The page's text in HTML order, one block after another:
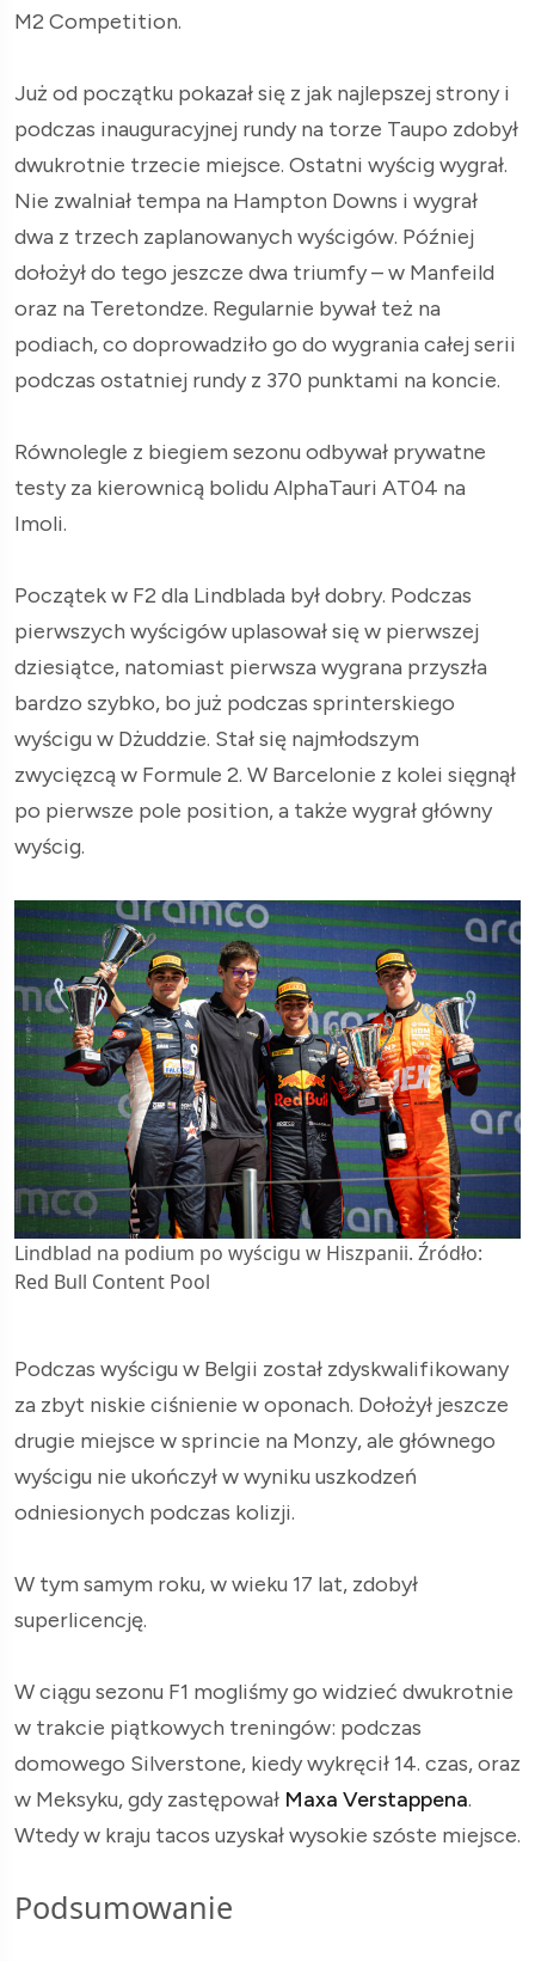
M2 Competition.
Już od początku pokazał się z jak najlepszej strony i
podczas inauguracyjnej rundy na torze Taupo zdobył
dwukrotnie trzecie miejsce. Ostatni wyścig wygrał.
Nie zwalniał tempa na Hampton Downs i wygrał
dwa z trzech zaplanowanych wyścigów. Później
dołożył do tego jeszcze dwa triumfy – w Manfeild
oraz na Teretondze. Regularnie bywał też na
podiach, co doprowadziło go do wygrania całej serii
podczas ostatniej rundy z 370 punktami na koncie.
Równolegle z biegiem sezonu odbywał prywatne
testy za kierownicą bolidu AlphaTauri AT04 na
Imoli.
Początek w F2 dla Lindblada był dobry. Podczas
pierwszych wyścigów uplasował się w pierwszej
dziesiątce, natomiast pierwsza wygrana przyszła
bardzo szybko, bo już podczas sprinterskiego
wyścigu w Dżuddzie. Stał się najmłodszym
zwycięzcą w Formule 2. W Barcelonie z kolei sięgnął
po pierwsze pole position, a także wygrał główny
wyścig.
Lindblad na podium po wyścigu w Hiszpanii. Źródło:
Red Bull Content Pool
Podczas wyścigu w Belgii został zdyskwalifikowany
za zbyt niskie ciśnienie w oponach. Dołożył jeszcze
drugie miejsce w sprincie na Monzy, ale głównego
wyścigu nie ukończył w wyniku uszkodzeń
odniesionych podczas kolizji.
W tym samym roku, w wieku 17 lat, zdobył
superlicencję.
W ciągu sezonu F1 mogliśmy go widzieć dwukrotnie
w trakcie piątkowych treningów: podczas
domowego Silverstone, kiedy wykręcił 14. czas, oraz
w Meksyku, gdy zastępował Maxa Verstappena.
Wtedy w kraju tacos uzyskał wysokie szóste miejsce.
Podsumowanie